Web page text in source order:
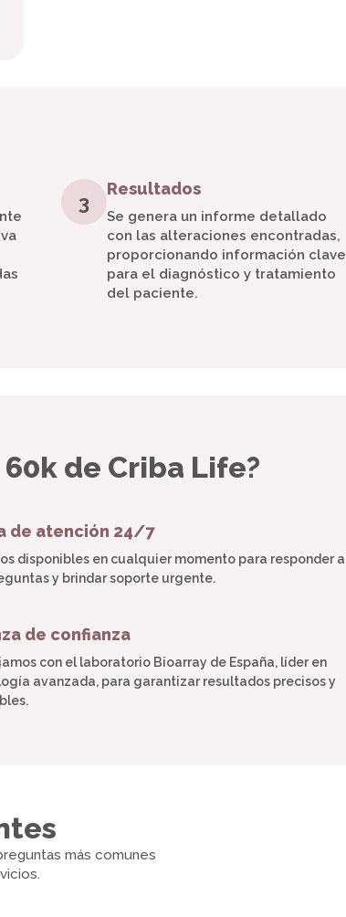
3
Resultados
Se genera un informe detallado
con las alteraciones encontradas,
proporcionando información clave
para el diagnóstico y tratamiento
del paciente.
de Criba Life?
de atención 24/7
disponibles en cualquier momento para responder a
y brindar soporte urgente.
de confianza
con el laboratorio Bioarray de España, líder en
avanzada, para garantizar resultados precisos y
más comunes